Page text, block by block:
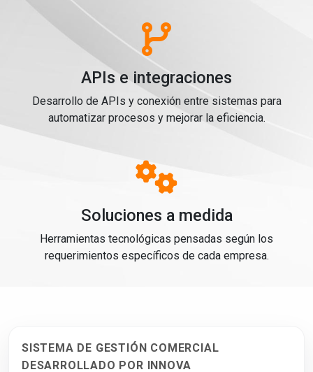
APIs e integraciones
Desarrollo de APIs y conexión entre sistemas para
automatizar procesos y mejorar la eficiencia.
Soluciones a medida
Herramientas tecnológicas pensadas según los
requerimientos específicos de cada empresa.
SISTEMA DE GESTIÓN COMERCIAL
DESARROLLADO POR INNOVA